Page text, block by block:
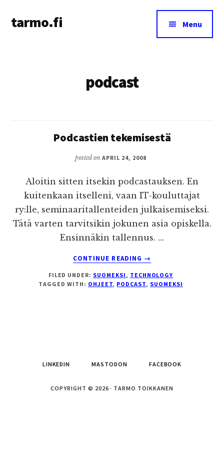
main
menu
tarmo.fi Menu
podcast
Podcastien tekemisestä
posted onAPRIL 24, 2008
Aloitin sitten itsekin podcastauksen. En
kuitenkaan itselleni, vaan IT-kouluttajat
ry:lle, seminaaritallenteiden julkaisemiseksi.
Tätä varten tarvitsikin jokunen asia opiskella.
Ensinnäkin tallennus. …
CONTINUE READING
ABOUT
TEKEMISESTÄ
→
FILED UNDER: SUOMEKSI , TECHNOLOGY
TAGGED WITH: OHJEET, PODCAST, SUOMEKSI
LINKEDIN MASTODON FACEBOOK
COPYRIGHT © 2026 · TARMO TOIKKANEN